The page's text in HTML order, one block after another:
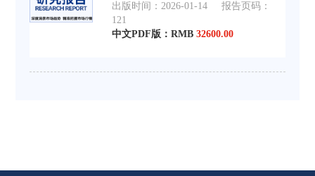
亿元，2026-2032年CAGR为23.1%。
AI大模型一体机是指集成了硬件和软
件的
出版时间：2026-01-14
报告页码：
121
中文PDF版：RMB32600.00